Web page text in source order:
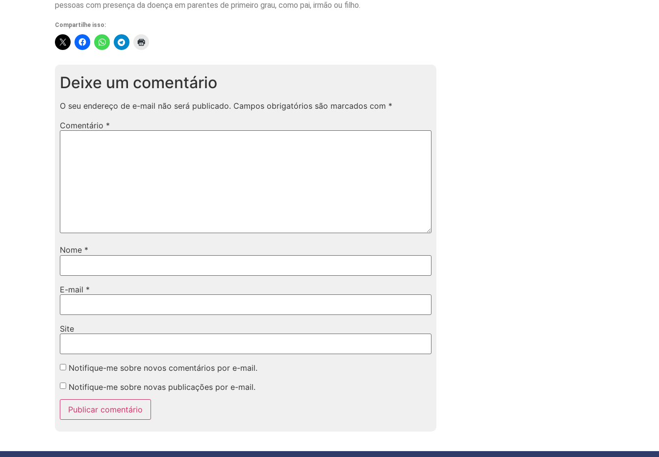
pessoas com presença da doença em parentes de primeiro grau, como pai, irmão ou filho.
Compartilhe isso:
Deixe um comentário
O seu endereço de e-mail não será publicado. Campos obrigatórios são marcados com *
Comentário *
Nome *
E-mail *
Site
Notifique-me sobre novos comentários por e-mail.
Notifique-me sobre novas publicações por e-mail.